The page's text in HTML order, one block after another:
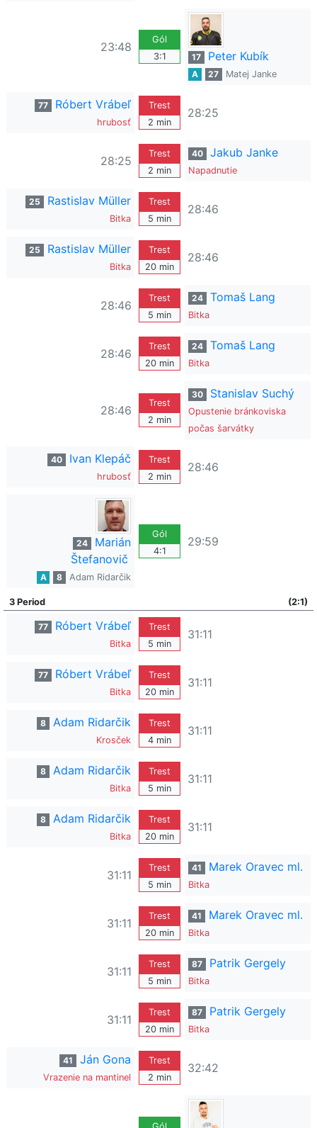
23:48
Gól
3:1
17 Peter Kubík
A 27 Matej Janke
77 Róbert Vrábeľ
hrubosť
Trest
2 min
28:25
28:25
Trest
2 min
40 Jakub Janke
Napadnutie
25 Rastislav Müller
Bitka
Trest
5 min
28:46
25 Rastislav Müller
Bitka
Trest
20 min
28:46
28:46
Trest
5 min
24 Tomaš Lang
Bitka
28:46
Trest
20 min
24 Tomaš Lang
Bitka
28:46
Trest
2 min
30 Stanislav Suchý
Opustenie bránkoviska
počas šarvátky
40 Ivan Klepáč
hrubosť
Trest
2 min
28:46
24
Marián
Štefanovič
A 8 Adam Ridarčik
Gól
4:1
29:59
3 Period (2:1)
77 Róbert Vrábeľ
Bitka
Trest
5 min
31:11
77 Róbert Vrábeľ
Bitka
Trest
20 min
31:11
8 Adam Ridarčik
Krosček
Trest
4 min
31:11
8 Adam Ridarčik
Bitka
Trest
5 min
31:11
8 Adam Ridarčik
Bitka
Trest
20 min
31:11
31:11
Trest
5 min
41 Marek Oravec ml.
Bitka
31:11
Trest
20 min
41 Marek Oravec ml.
Bitka
31:11
Trest
5 min
87 Patrik Gergely
Bitka
31:11
Trest
20 min
87 Patrik Gergely
Bitka
41 Ján Gona
Vrazenie na mantinel
Trest
2 min
32:42